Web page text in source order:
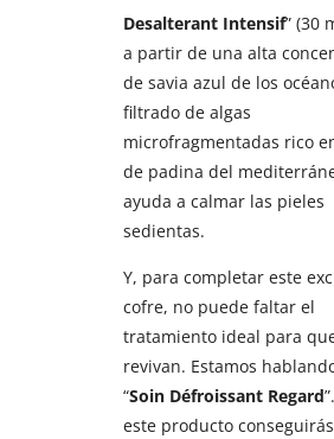
Desalterant Intensif” (30
a partir de una alta
de savia azul de los
filtrado de algas
microfragmentadas rico
de padina del
ayuda a calmar las pieles
sedientas.
Y, para completar este
cofre, no puede faltar el
tratamiento ideal para
revivan. Estamos
“Soin Défroissant Regard
este producto conseguirás